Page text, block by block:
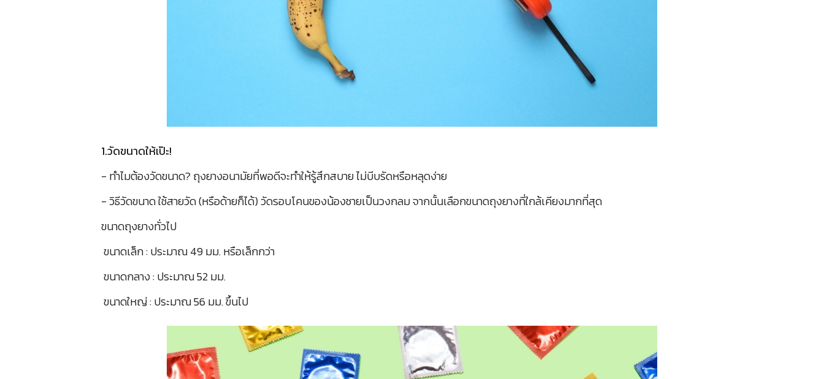
1.วัดขนาดให้เป๊ะ!
- ทำไมต้องวัดขนาด? ถุงยางอนามัยที่พอดีจะทำให้รู้สึกสบาย ไม่บีบรัดหรือหลุดง่าย
- วิธีวัดขนาด ใช้สายวัด (หรือด้ายก็ได้) วัดรอบโคนของน้องชายเป็นวงกลม จากนั้นเลือกขนาดถุงยางที่ใกล้เคียงมากที่สุด
ขนาดถุงยางทั่วไป
ขนาดเล็ก : ประมาณ 49 มม. หรือเล็กกว่า
ขนาดกลาง : ประมาณ 52 มม.
ขนาดใหญ่ : ประมาณ 56 มม. ขึ้นไป